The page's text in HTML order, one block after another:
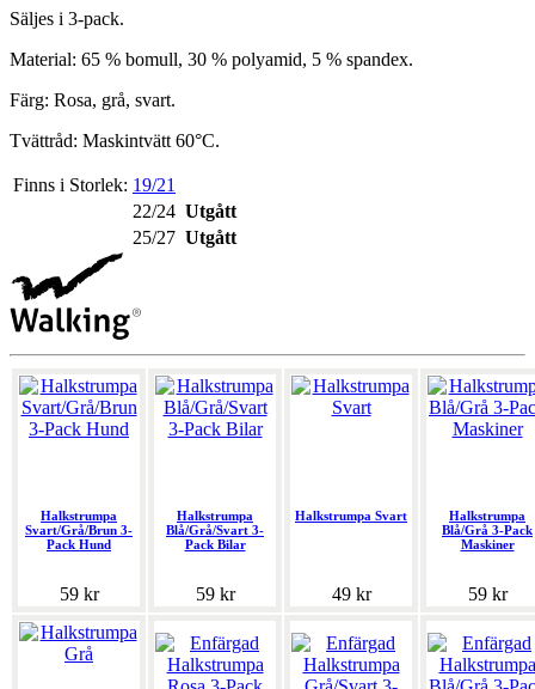
Säljes i 3-pack.
Material: 65 % bomull, 30 % polyamid, 5 % spandex.
Färg: Rosa, grå, svart.
Tvättråd: Maskintvätt 60°C.
Finns i Storlek: 19/21
22/24 Utgått
25/27 Utgått
Halkstrumpa
Svart/Grå/Brun 3-
Pack Hund
59 kr
Halkstrumpa
Blå/Grå/Svart 3-
Pack Bilar
59 kr
Halkstrumpa Svart
49 kr
Halkstrumpa
Blå/Grå 3-Pack
Maskiner
59 kr